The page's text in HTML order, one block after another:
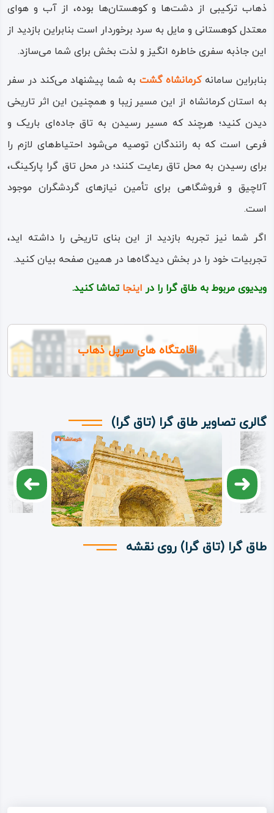
ذهاب ترکیبی از دشت‌ها و کوهستان‌ها بوده، از آب ‌و هوای
معتدل کوهستانی و مایل به سرد برخوردار است بنابراین بازدید از
این جاذبه سفری خاطره انگیز و لذت بخش برای شما می‌سازد.
بنابراین سامانهکرمانشاه گشت به شما پیشنهاد می‌کند در سفر
به استان کرمانشاه از این مسیر زیبا و همچنین این اثر تاریخی
دیدن کنید؛ هرچند که مسیر رسیدن به تاق جاده‌ای باریک و
فرعی است که به رانندگان توصیه می‌شود احتیاط‌های لازم را
برای رسیدن به محل تاق رعایت کنند؛ در محل تاق گرا پارکینگ،
آلاچیق و فروشگاهی برای تأمین نیازهای گردشگران موجود
است.
اگر شما نیز تجربه بازدید از این بنای تاریخی را داشته اید،
تجربیات خود را در بخش دیدگاه‌ها در همین صفحه بیان کنید.
ویدیوی مربوط به طاق گرا را در اینجاتماشا کنید.
اقامتگاه های سرپل ذهاب
گالری تصاویر طاق گرا (تاق گرا)
طاق گرا (تاق گرا) روی نقشه